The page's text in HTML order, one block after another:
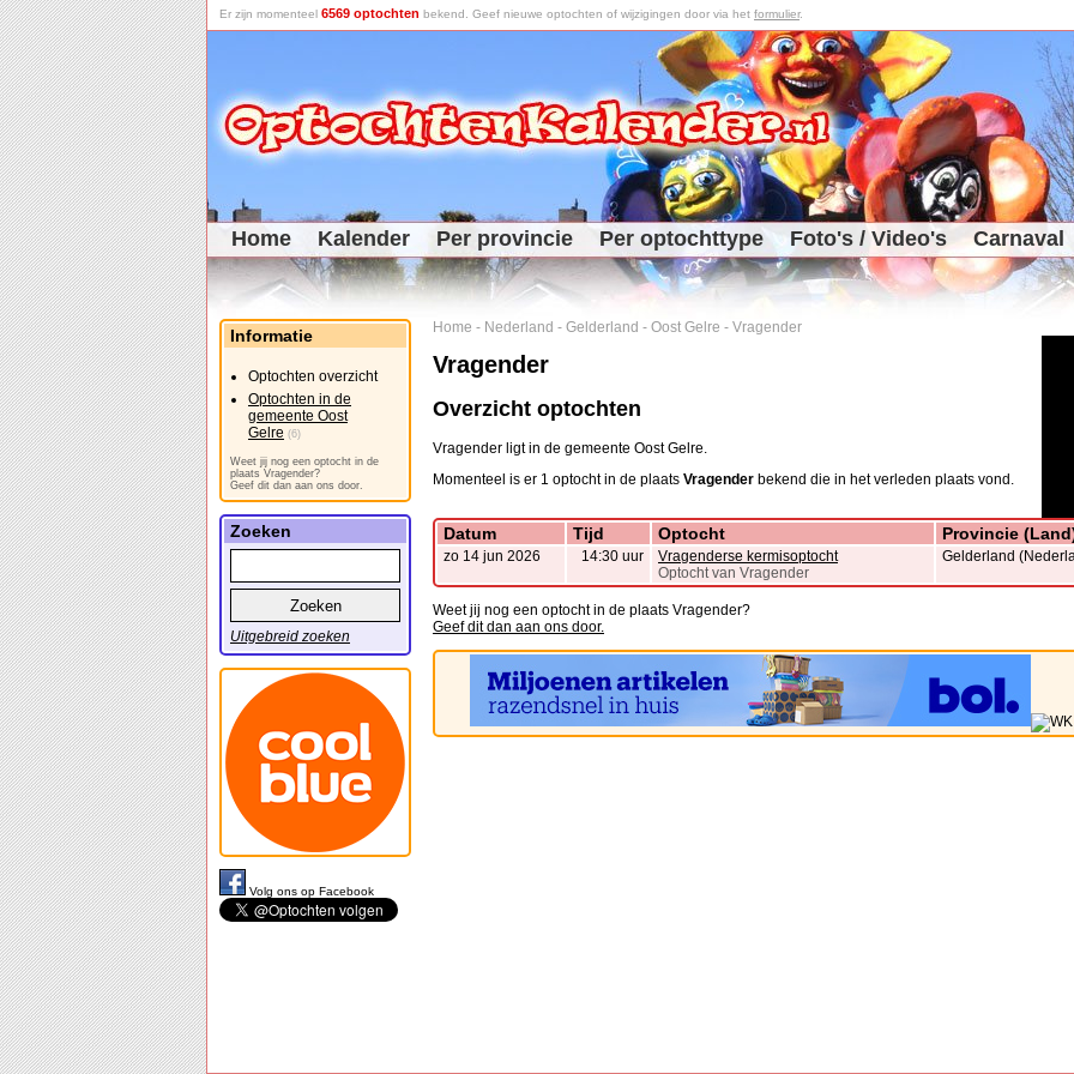
Er zijn momenteel 6569 optochten bekend. Geef nieuwe optochten of wijzigingen door via het formulier.
Home Kalender Per provincie Per optochttype Foto's / Video's Carnaval
Home - Nederland - Gelderland - Oost Gelre - Vragender
Vragender
Overzicht optochten
Vragender ligt in de gemeente Oost Gelre.
Momenteel is er 1 optocht in de plaats Vragender bekend die in het verleden plaats vond.
Datum Tijd Optocht Provincie
zo 14 jun 2026 14:30 uur
Vragenderse kermisoptocht
Optocht van Vragender
Gelderland
Weet jij nog een optocht in de plaats Vragender?
Geef dit dan aan ons door.
Informatie
Optochten overzicht
Optochten in de
gemeente Oost
Gelre (6)
Weet jij nog een optocht in de
plaats Vragender?
Geef dit dan aan ons door.
Zoeken
Uitgebreid zoeken
Volg ons op Facebook